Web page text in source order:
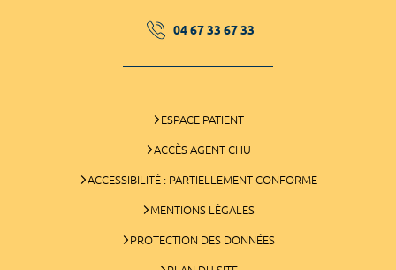
04 67 33 67 33
ESPACE PATIENT
ACCÈS AGENT CHU
ACCESSIBILITÉ : PARTIELLEMENT CONFORME
MENTIONS LÉGALES
PROTECTION DES DONNÉES